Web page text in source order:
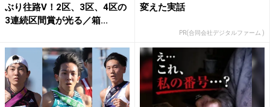
ぶり往路V！2区、3区、4区の
3連続区間賞が光る／箱...
変えた実話
PR(合同会社デジタルファーム )